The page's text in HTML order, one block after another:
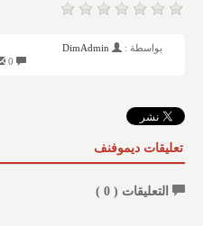
بواسطة :
DimAdmin
تعليقات ديموفنف
التعليقات ( 0
)